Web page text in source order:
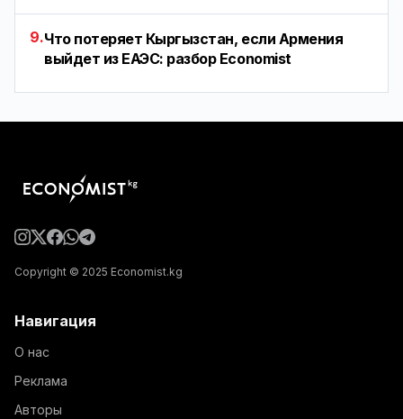
9.Что потеряет Кыргызстан, если Армения
выйдет из ЕАЭС: разбор Economist
Copyright © 2025 Economist.kg
Навигация
О нас
Реклама
Авторы